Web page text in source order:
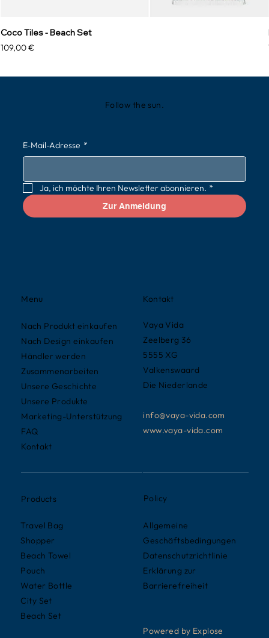
Coco Tiles - Beach Set
Preis
109,00 €
Kontakt
Vaya Vida
Zeelberg 36
5555 XG
Valkenswaard
Die Niederlande
info@vaya-vida.com
www.vaya-vida.com
Menu
Nach Produkt einkaufen
Nach Design einkaufen
Händler werden
Zusammenarbeiten
Unsere Geschichte
Unsere Produkte
Marketing-Unterstützung
FAQ
Kontakt
Products
Travel Bag
Shopper
Beach Towel
Pouch
Water Bottle
City Set
Beach Set
Policy
Allgemeine
Geschäftsbedingungen
Datenschutzrichtlinie
Erklärung zur
Barrierefreiheit
Powered by Explose
Follow the sun.
E-Mail-Adresse *
Ja, ich möchte Ihren Newsletter abonnieren. *
Zur Anmeldung